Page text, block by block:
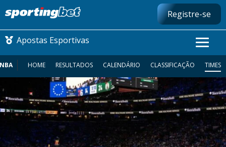
Registre-se
Apostas Esportivas
CONMEBOL LIBERTADORES
FUTEBOL NACIONAL
FUTEBOL INTERNACIONAL
NBA HOME RESULTADOS CALENDÁRIO CLASSIFICAÇÃO TIMES